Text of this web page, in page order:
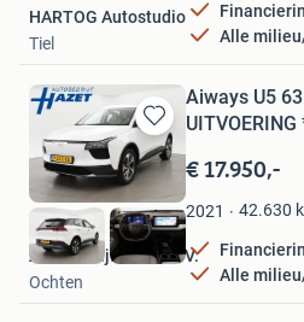
Alle
HARTOG Autostudio
Tiel
Bewaren
in
Mijn
Favorieten
Aiways U5
€ 17.950,-
2021 42.630
Alle
Autobedrijf Hazet B.V.
Ochten